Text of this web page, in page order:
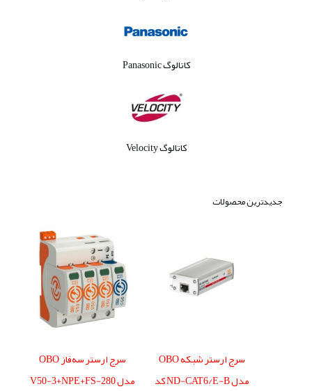
کاتالوگ Panasonic
کاتالوگ Velocity
جدیدترین محصولات
سرج ارستر شبکه OBO
مدل ND-CAT6/E-B کد
سرج ارستر سه‌فاز OBO
مدل V50-3+NPE+FS-280